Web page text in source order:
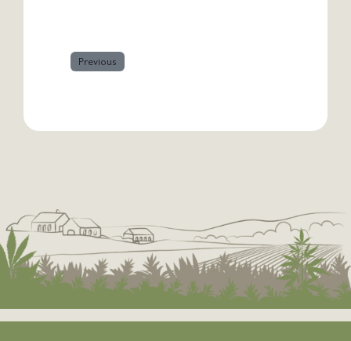
Previous